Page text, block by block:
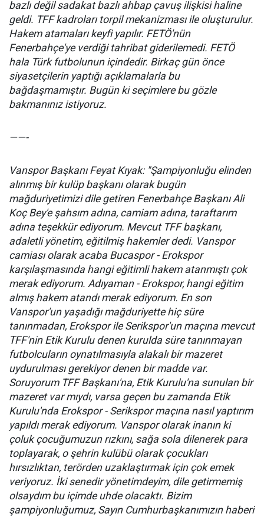
bazlı değil sadakat bazlı ahbap çavuş ilişkisi haline
geldi. TFF kadroları torpil mekanizması ile oluşturulur.
Hakem atamaları keyfi yapılır. FETÖ'nün
Fenerbahçe'ye verdiği tahribat giderilemedi. FETÖ
hala Türk futbolunun içindedir. Birkaç gün önce
siyasetçilerin yaptığı açıklamalarla bu
bağdaşmamıştır. Bugün ki seçimlere bu gözle
bakmanınız istiyoruz.
——-
Vanspor Başkanı Feyat Kıyak: "Şampiyonluğu elinden
alınmış bir kulüp başkanı olarak bugün
mağduriyetimizi dile getiren Fenerbahçe Başkanı Ali
Koç Bey'e şahsım adına, camiam adına, taraftarım
adına teşekkür ediyorum. Mevcut TFF başkanı,
adaletli yönetim, eğitilmiş hakemler dedi. Vanspor
camiası olarak acaba Bucaspor - Erokspor
karşılaşmasında hangi eğitimli hakem atanmıştı çok
merak ediyorum. Adıyaman - Erokspor, hangi eğitim
almış hakem atandı merak ediyorum. En son
Vanspor'un yaşadığı mağduriyette hiç süre
tanınmadan, Erokspor ile Serikspor'un maçına mevcut
TFF'nin Etik Kurulu denen kurulda süre tanınmayan
futbolcuların oynatılmasıyla alakalı bir mazeret
uydurulması gerekiyor denen bir madde var.
Soruyorum TFF Başkanı'na, Etik Kurulu'na sunulan bir
mazeret var mıydı, varsa geçen bu zamanda Etik
Kurulu'nda Erokspor - Serikspor maçına nasıl yaptırım
yapıldı merak ediyorum. Vanspor olarak inanın ki
çoluk çocuğumuzun rızkını, sağa sola dilenerek para
toplayarak, o şehrin kulübü olarak çocukları
hırsızlıktan, terörden uzaklaştırmak için çok emek
veriyoruz. İki senedir yönetimdeyim, dile getirmemiş
olsaydım bu içimde uhde olacaktı. Bizim
şampiyonluğumuz, Sayın Cumhurbaşkanımızın haberi